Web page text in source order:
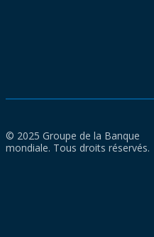
© 2025 Groupe de la Banque
mondiale. Tous droits réservés.